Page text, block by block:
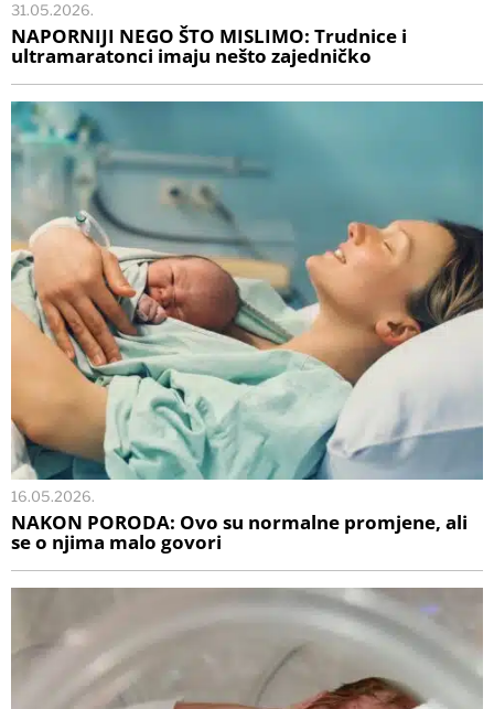
31.05.2026.
NAPORNIJI NEGO ŠTO MISLIMO: Trudnice i
ultramaratonci imaju nešto zajedničko
16.05.2026.
NAKON PORODA: Ovo su normalne promjene, ali
se o njima malo govori